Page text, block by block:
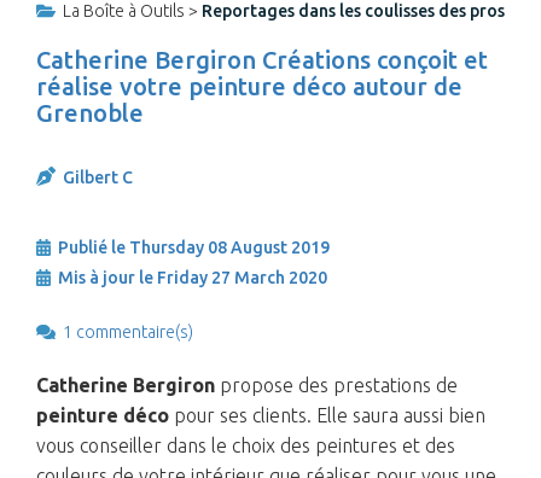
La Boîte à Outils > Reportages dans les coulisses des pros
Catherine Bergiron Créations conçoit et
réalise votre peinture déco autour de
Grenoble
Gilbert C
Publié le Thursday 08 August 2019
Mis à jour le Friday 27 March 2020
1 commentaire(s)
Catherine Bergiron propose des prestations de
peinture déco pour ses clients. Elle saura aussi bien
vous conseiller dans le choix des peintures et des